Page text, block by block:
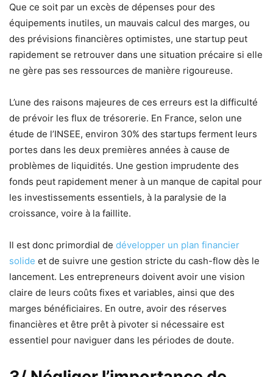
Que ce soit par un excès de dépenses pour des
équipements inutiles, un mauvais calcul des marges, ou
des prévisions financières optimistes, une startup peut
rapidement se retrouver dans une situation précaire si elle
ne gère pas ses ressources de manière rigoureuse.
L’une des raisons majeures de ces erreurs est la difficulté
de prévoir les flux de trésorerie. En France, selon une
étude de l’INSEE, environ 30% des startups ferment leurs
portes dans les deux premières années à cause de
problèmes de liquidités. Une gestion imprudente des
fonds peut rapidement mener à un manque de capital pour
les investissements essentiels, à la paralysie de la
croissance, voire à la faillite.
Il est donc primordial de développer un plan financier
solide et de suivre une gestion stricte du cash-flow dès le
lancement. Les entrepreneurs doivent avoir une vision
claire de leurs coûts fixes et variables, ainsi que des
marges bénéficiaires. En outre, avoir des réserves
financières et être prêt à pivoter si nécessaire est
essentiel pour naviguer dans les périodes de doute.